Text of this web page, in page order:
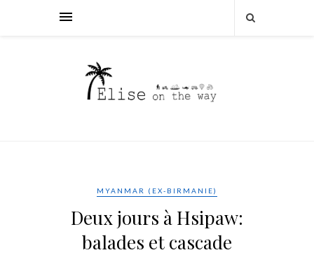
MYANMAR (EX-BIRMANIE)
Deux jours à Hsipaw:
balades et cascade